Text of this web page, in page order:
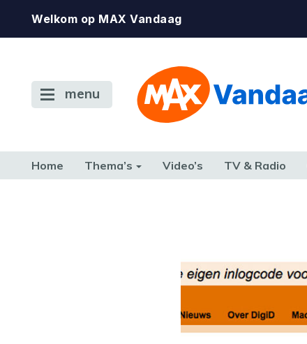
Welkom op MAX Vandaag
menu
Home Thema’s Video’s TV & Radio